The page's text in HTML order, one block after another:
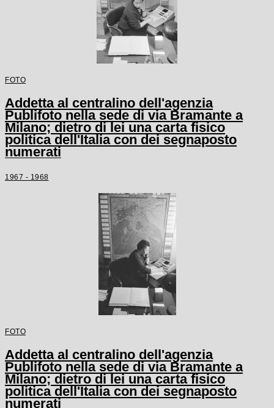
FOTO
Addetta al centralino dell'agenzia
Publifoto nella sede di via Bramante a
Milano; dietro di lei una carta fisico
politica dell'Italia con dei segnaposto
numerati
1967 - 1968
FOTO
Addetta al centralino dell'agenzia
Publifoto nella sede di via Bramante a
Milano; dietro di lei una carta fisico
politica dell'Italia con dei segnaposto
numerati